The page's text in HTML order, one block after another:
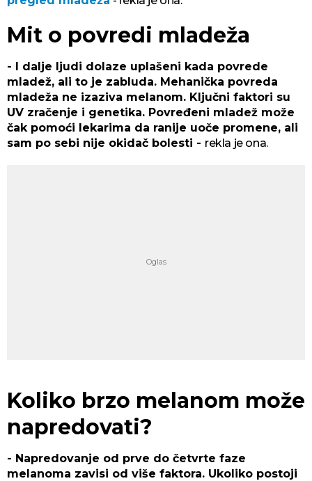
Mit o povredi mladeža
- I dalje ljudi dolaze uplašeni kada povrede
mladež, ali to je zabluda. Mehanička povreda
mladeža ne izaziva melanom. Ključni faktori su
UV zračenje i genetika. Povređeni mladež može
čak pomoći lekarima da ranije uoče promene, ali
sam po sebi nije okidač bolesti - rekla je ona.
Koliko brzo melanom može
napredovati?
- Napredovanje od prve do četvrte faze
melanoma zavisi od više faktora. Ukoliko postoji